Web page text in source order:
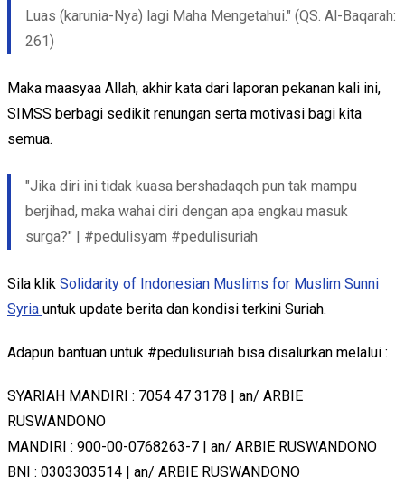
Luas (karunia-Nya) lagi Maha Mengetahui." (QS. Al-Baqarah:
261)
Maka maasyaa Allah, akhir kata dari laporan pekanan kali ini,
SIMSS berbagi sedikit renungan serta motivasi bagi kita
semua.
"Jika diri ini tidak kuasa bershadaqoh pun tak mampu
berjihad, maka wahai diri dengan apa engkau masuk
surga?" | #pedulisyam #pedulisuriah
Sila klik Solidarity of Indonesian Muslims for Muslim Sunni
Syria untuk update berita dan kondisi terkini Suriah.
Adapun bantuan untuk #pedulisuriah bisa disalurkan melalui :
SYARIAH MANDIRI : 7054 47 3178 | an/ ARBIE
RUSWANDONO
MANDIRI : 900-00-0768263-7 | an/ ARBIE RUSWANDONO
BNI : 0303303514 | an/ ARBIE RUSWANDONO